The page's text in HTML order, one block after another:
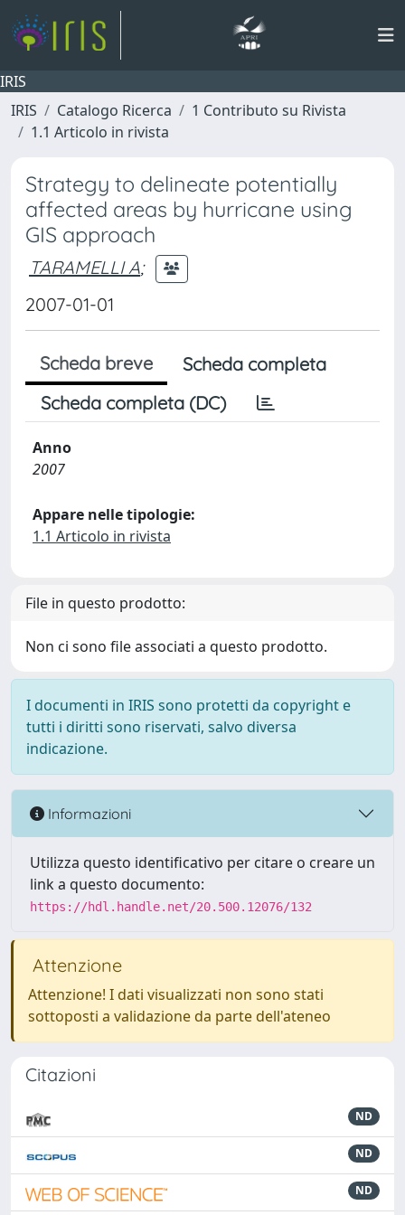
IRIS
IRIS
Catalogo Ricerca
1 Contributo su Rivista
1.1 Articolo in rivista
Strategy to delineate potentially
affected areas by hurricane using
GIS approach
TARAMELLI A;
2007-01-01
Scheda breve
Scheda completa
Scheda completa (DC)
Anno
2007
Appare nelle tipologie:
1.1 Articolo in rivista
File in questo prodotto:
Non ci sono file associati a questo prodotto.
I documenti in IRIS sono protetti da copyright e
tutti i diritti sono riservati, salvo diversa
indicazione.
Informazioni
Utilizza questo identificativo per citare o creare un
link a questo documento:
https://hdl.handle.net/20.500.12076/132
Attenzione
Attenzione! I dati visualizzati non sono stati
sottoposti a validazione da parte dell'ateneo
Citazioni
ND
ND
ND